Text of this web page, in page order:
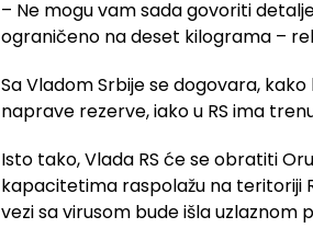
– Ne mogu vam sada govoriti
ograničeno na deset kilograma –
Sa Vladom Srbije se dogovara,
naprave rezerve, iako u RS ima
Isto tako, Vlada RS će se obratiti
kapacitetima raspolažu na teritoriji
vezi sa virusom bude išla uzlaznom